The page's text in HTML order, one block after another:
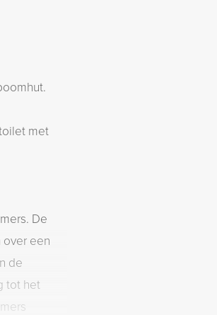
met
De
een
de
tot het